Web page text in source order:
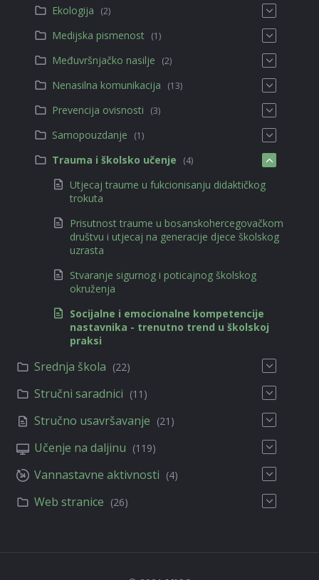
Ekologija
(2)
Medijska pismenost (1)
Međuvršnjačko nasilje (2)
Nenasilna komunikacija (13)
Prevencija ovisnosti (3)
Samopouzdanje (1)
Trauma i školsko učenje (4)
Utjecaj traume u fukcionisanju didaktičkog
trokuta
Prisutnost traume u bosanskohercegovačkom
društvu i utjecaj na generacije djece školskog
uzrasta
Stvaranje sigurnog i poticajnog školskog
okruženja
Socijalne i emocionalne kompetencije
nastavnika - trenutno trend u školskoj
praksi
Srednja škola (22)
Stručni saradnici (11)
Stručno usavršavanje (21)
Učenje na daljinu (119)
Vannastavne aktivnosti (4)
Web stranice (26)